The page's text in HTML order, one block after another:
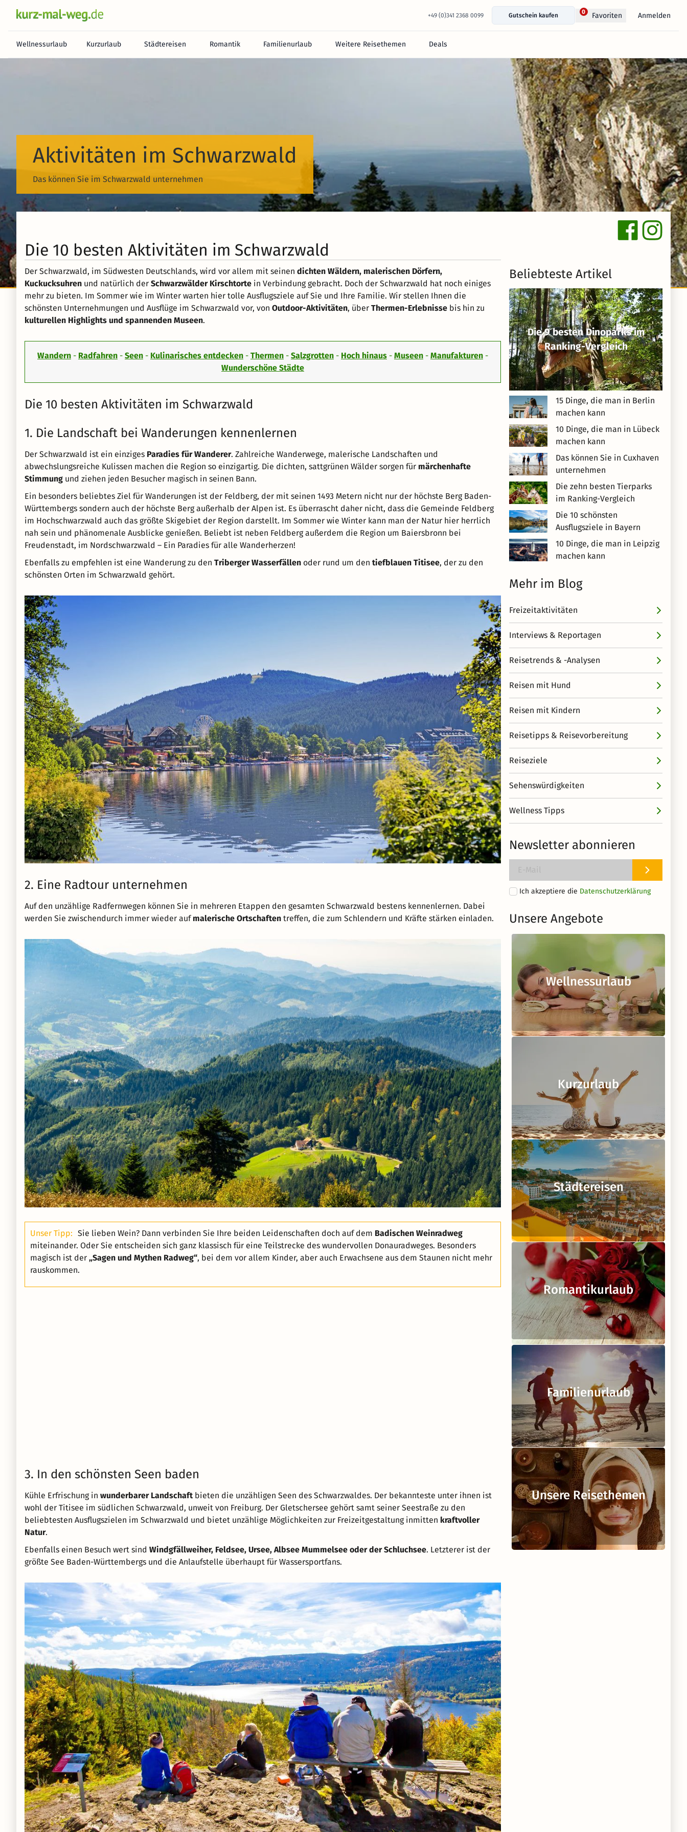
+49 (0)341 2368 0099 Gutschein kaufen
0 Favoriten Anmelden
Wellnessurlaub Kurzurlaub Städtereisen Romantik Familienurlaub Weitere Reisethemen Deals
Aktivitäten im Schwarzwald
Das können Sie im Schwarzwald unternehmen
Die 10 besten Aktivitäten im Schwarzwald
Der Schwarzwald, im Südwesten Deutschlands, wird vor allem mit seinen dichten Wäldern, malerischen Dörfern,
Kuckucksuhren und natürlich der Schwarzwälder Kirschtorte in Verbindung gebracht. Doch der Schwarzwald hat noch einiges
mehr zu bieten. Im Sommer wie im Winter warten hier tolle Ausflugsziele auf Sie und Ihre Familie. Wir stellen Ihnen die
schönsten Unternehmungen und Ausflüge im Schwarzwald vor, von Outdoor-Aktivitäten, über Thermen-Erlebnisse bis hin zu
kulturellen Highlights und spannenden Museen.
Wandern - Radfahren - Seen - Kulinarisches entdecken - Thermen - Salzgrotten - Hoch hinaus - Museen - Manufakturen -
Wunderschöne Städte
Die 10 besten Aktivitäten im Schwarzwald
1. Die Landschaft bei Wanderungen kennenlernen
Der Schwarzwald ist ein einziges Paradies für Wanderer. Zahlreiche Wanderwege, malerische Landschaften und
abwechslungsreiche Kulissen machen die Region so einzigartig. Die dichten, sattgrünen Wälder sorgen für märchenhafte
Stimmung und ziehen jeden Besucher magisch in seinen Bann.
Ein besonders beliebtes Ziel für Wanderungen ist der Feldberg, der mit seinen 1493 Metern nicht nur der höchste Berg Baden-
Württembergs sondern auch der höchste Berg außerhalb der Alpen ist. Es überrascht daher nicht, dass die Gemeinde Feldberg
im Hochschwarzwald auch das größte Skigebiet der Region darstellt. Im Sommer wie Winter kann man der Natur hier herrlich
nah sein und phänomenale Ausblicke genießen. Beliebt ist neben Feldberg außerdem die Region um Baiersbronn bei
Freudenstadt, im Nordschwarzwald – Ein Paradies für alle Wanderherzen!
Ebenfalls zu empfehlen ist eine Wanderung zu den Triberger Wasserfällen oder rund um den tiefblauen Titisee, der zu den
schönsten Orten im Schwarzwald gehört.
2. Eine Radtour unternehmen
Auf den unzählige Radfernwegen können Sie in mehreren Etappen den gesamten Schwarzwald bestens kennenlernen. Dabei
werden Sie zwischendurch immer wieder aufmalerische Ortschaften treffen, die zum Schlendern und Kräfte stärken einladen.
Unser Tipp: Sie lieben Wein? Dann verbinden Sie Ihre beiden Leidenschaften doch auf dem Badischen Weinradweg
miteinander. Oder Sie entscheiden sich ganz klassisch für eine Teilstrecke des wundervollen Donauradweges. Besonders
magisch ist der „Sagen und Mythen Radweg“, bei dem vor allem Kinder, aber auch Erwachsene aus dem Staunen nicht mehr
rauskommen.
3. In den schönsten Seen baden
Kühle Erfrischung in wunderbarer Landschaft bieten die unzähligen Seen des Schwarzwaldes. Der bekannteste unter ihnen ist
wohl der Titisee im südlichen Schwarzwald, unweit von Freiburg. Der Gletschersee gehört samt seiner Seestraße zu den
beliebtesten Ausflugszielen im Schwarzwald und bietet unzählige Möglichkeiten zur Freizeitgestaltung inmitten kraftvoller
Natur.
Ebenfalls einen Besuch wert sind Windgfällweiher, Feldsee, Ursee, Albsee Mummelsee oder der Schluchsee. Letzterer ist der
größte See Baden-Württembergs und die Anlaufstelle überhaupt für Wassersportfans.
Beliebteste Artikel
Die 9 besten Dinoparks im
Ranking-Vergleich
15 Dinge, die man in Berlin
machen kann
10 Dinge, die man in Lübeck
machen kann
Das können Sie in Cuxhaven
unternehmen
Die zehn besten Tierparks
im Ranking-Vergleich
Die 10 schönsten
Ausflugsziele in Bayern
10 Dinge, die man in Leipzig
machen kann
Mehr im Blog
Freizeitaktivitäten
Interviews & Reportagen
Reisetrends & -Analysen
Reisen mit Hund
Reisen mit Kindern
Reisetipps & Reisevorbereitung
Reiseziele
Sehenswürdigkeiten
Wellness Tipps
Newsletter abonnieren
Ich akzeptiere die Datenschutzerklärung
Unsere Angebote
Wellnessurlaub
Kurzurlaub
Städtereisen
Romantikurlaub
Familienurlaub
Unsere Reisethemen